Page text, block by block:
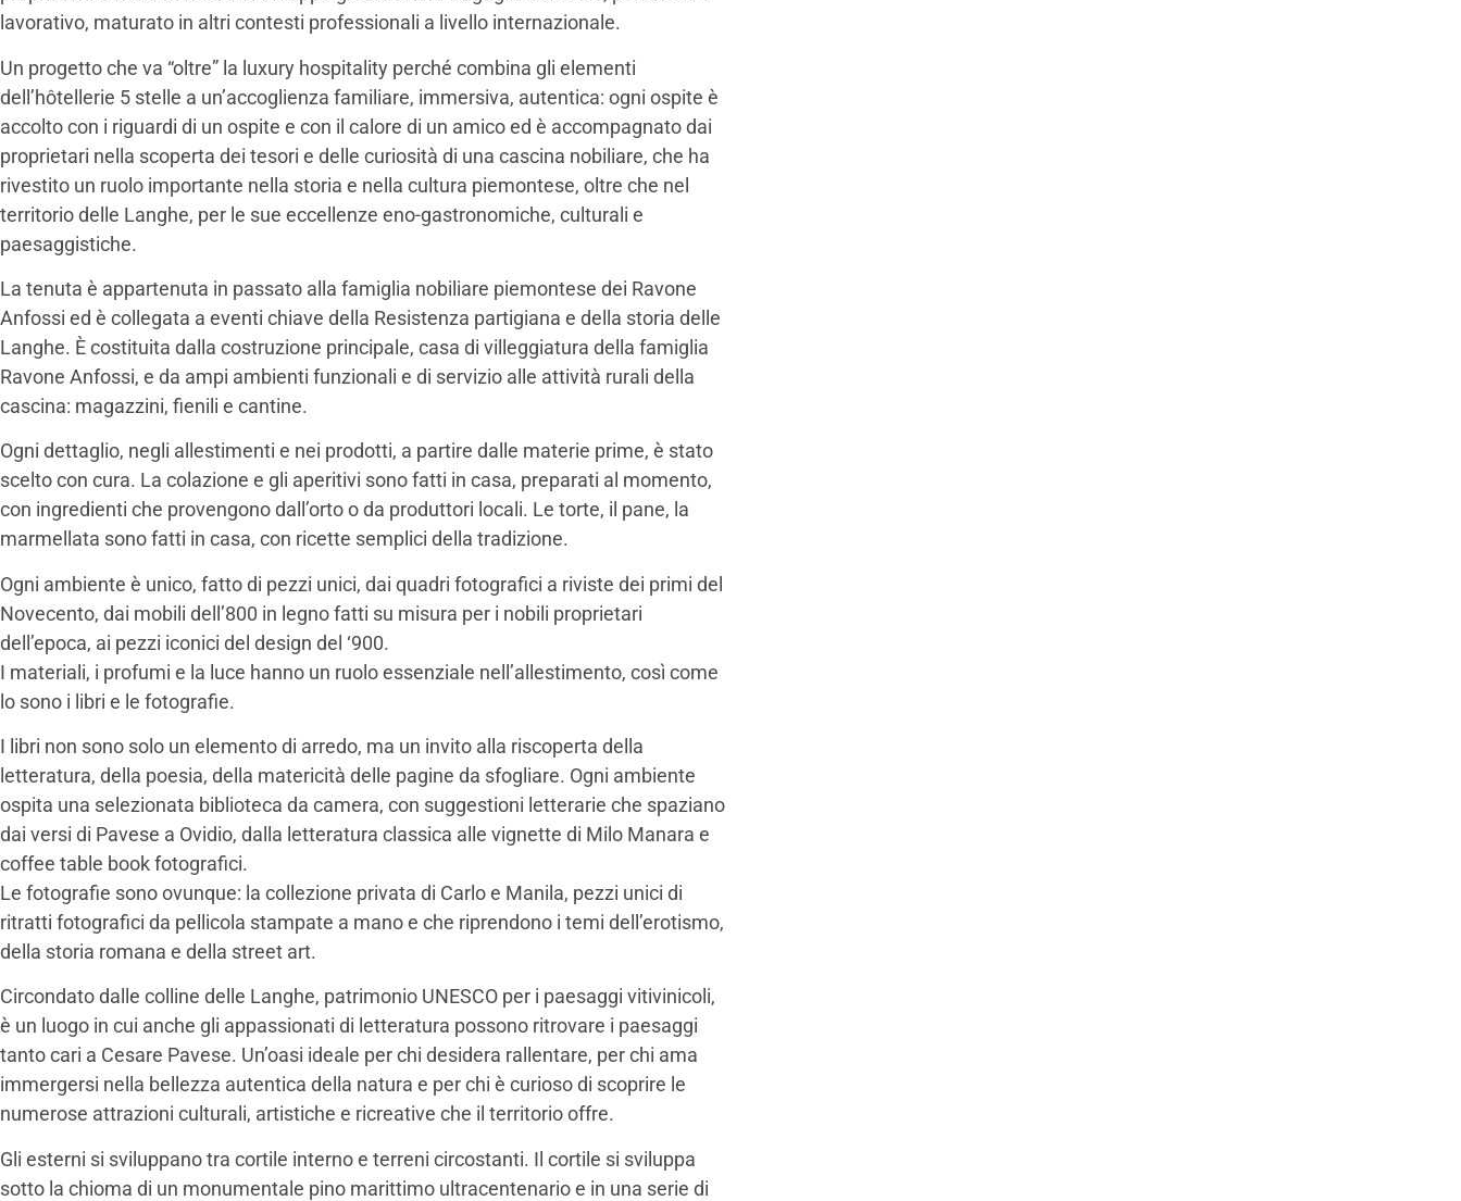
lavorativo, maturato in altri contesti professionali a livello internazionale.
Un progetto che va “oltre” la luxury hospitality perché combina gli elementi
dell’hôtellerie 5 stelle a un’accoglienza familiare, immersiva, autentica: ogni ospite è
accolto con i riguardi di un ospite e con il calore di un amico ed è accompagnato dai
proprietari nella scoperta dei tesori e delle curiosità di una cascina nobiliare, che ha
rivestito un ruolo importante nella storia e nella cultura piemontese, oltre che nel
territorio delle Langhe, per le sue eccellenze eno-gastronomiche, culturali e
paesaggistiche.
La tenuta è appartenuta in passato alla famiglia nobiliare piemontese dei Ravone
Anfossi ed è collegata a eventi chiave della Resistenza partigiana e della storia delle
Langhe. È costituita dalla costruzione principale, casa di villeggiatura della famiglia
Ravone Anfossi, e da ampi ambienti funzionali e di servizio alle attività rurali della
cascina: magazzini, fienili e cantine.
Ogni dettaglio, negli allestimenti e nei prodotti, a partire dalle materie prime, è stato
scelto con cura. La colazione e gli aperitivi sono fatti in casa, preparati al momento,
con ingredienti che provengono dall’orto o da produttori locali. Le torte, il pane, la
marmellata sono fatti in casa, con ricette semplici della tradizione.
Ogni ambiente è unico, fatto di pezzi unici, dai quadri fotografici a riviste dei primi del
Novecento, dai mobili dell’800 in legno fatti su misura per i nobili proprietari
dell’epoca, ai pezzi iconici del design del ‘900.
I materiali, i profumi e la luce hanno un ruolo essenziale nell’allestimento, così come
lo sono i libri e le fotografie.
I libri non sono solo un elemento di arredo, ma un invito alla riscoperta della
letteratura, della poesia, della matericità delle pagine da sfogliare. Ogni ambiente
ospita una selezionata biblioteca da camera, con suggestioni letterarie che spaziano
dai versi di Pavese a Ovidio, dalla letteratura classica alle vignette di Milo Manara e
coffee table book fotografici.
Le fotografie sono ovunque: la collezione privata di Carlo e Manila, pezzi unici di
ritratti fotografici da pellicola stampate a mano e che riprendono i temi dell’erotismo,
della storia romana e della street art.
Circondato dalle colline delle Langhe, patrimonio UNESCO per i paesaggi vitivinicoli,
è un luogo in cui anche gli appassionati di letteratura possono ritrovare i paesaggi
tanto cari a Cesare Pavese. Un’oasi ideale per chi desidera rallentare, per chi ama
immergersi nella bellezza autentica della natura e per chi è curioso di scoprire le
numerose attrazioni culturali, artistiche e ricreative che il territorio offre.
Gli esterni si sviluppano tra cortile interno e terreni circostanti. Il cortile si sviluppa
sotto la chioma di un monumentale pino marittimo ultracentenario e in una serie di